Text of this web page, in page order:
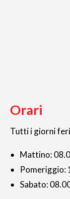
Orari
Tutti i giorni
Mattino:
Pomeriggio:
Sabato: